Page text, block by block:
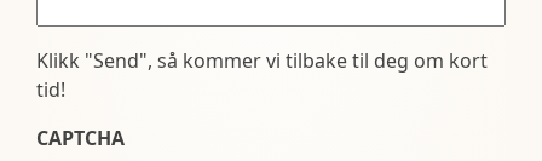
Klikk "Send", så kommer vi tilbake til deg om kort
tid!
CAPTCHA